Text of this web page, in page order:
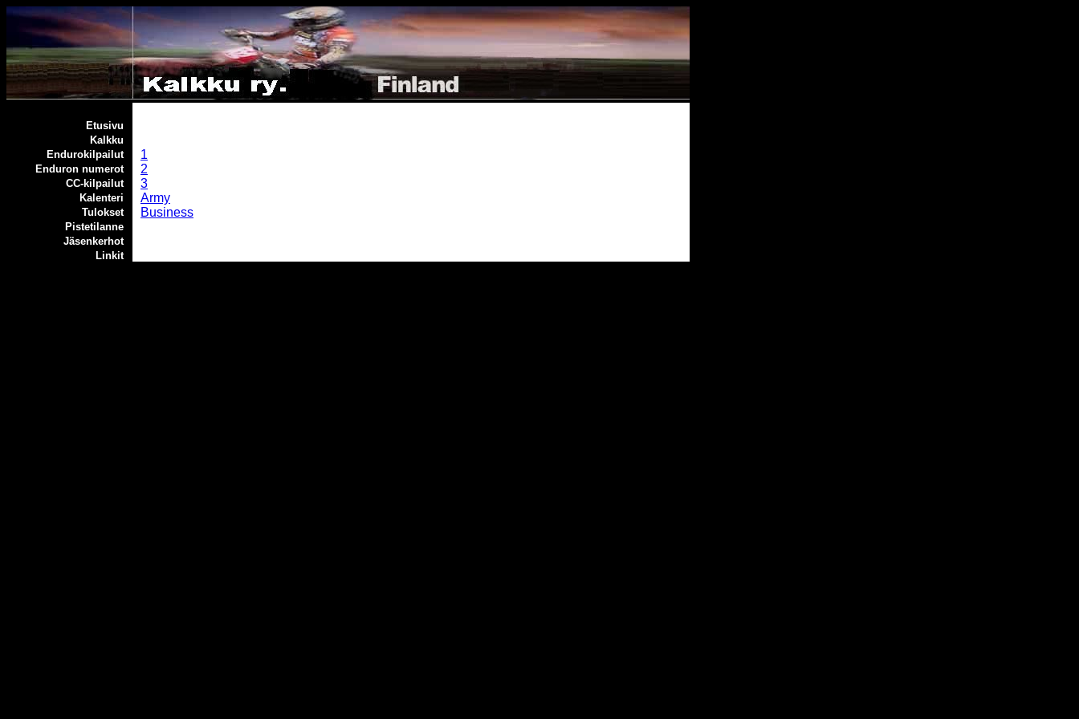
Etusivu
Kalkku
Endurokilpailut
Enduron numerot
CC-kilpailut
Kalenteri
Tulokset
Pistetilanne
Jäsenkerhot
Linkit
1
2
3
Army
Business